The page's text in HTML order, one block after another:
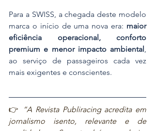
Para a SWISS, a chegada deste modelo
marca o início de uma nova era: maior
eficiência operacional, conforto
premium e menor impacto ambiental,
ao serviço de passageiros cada vez
mais exigentes e conscientes.
👉
“A Revista Publiracing acredita em
jornalismo isento, relevante e de